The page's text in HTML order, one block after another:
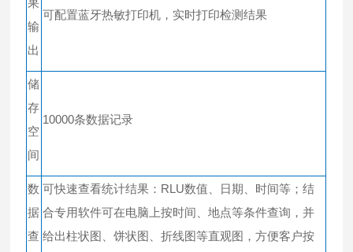
果
输
出
可配置蓝牙热敏打印机，实时打印检测结果
储
存
空
间
10000条数据记录
数
据
查
可快速查看统计结果：RLU数值、日期、时间等；结
合专用软件可在电脑上按时间、地点等条件查询，并
给出柱状图、饼状图、折线图等直观图，方便客户按